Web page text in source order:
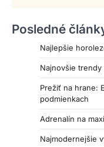
Posledné
Najlepšie
Najnovšie
Prežiť na hrane:
podmienkach
Adrenalín na
Najmodernejšie